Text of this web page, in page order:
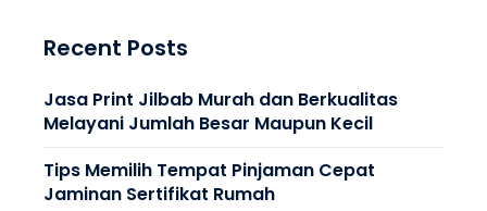
Recent Posts
Jasa Print Jilbab Murah dan Berkualitas
Melayani Jumlah Besar Maupun Kecil
Tips Memilih Tempat Pinjaman Cepat
Jaminan Sertifikat Rumah